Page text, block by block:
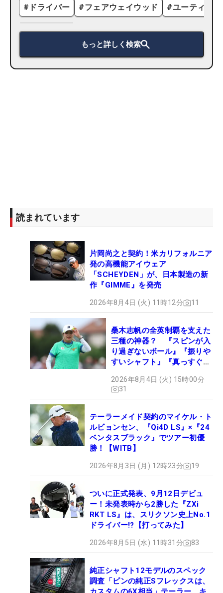
# ドライバー #フェアウェイウッド #ユーティリ
もっと詳しく検索
読まれています
片岡尚之と契約！米カリフォルニア
発の高機能アイウェア
「SCHEYDEN」が、日本製造の新
作『GIMME』を発売
2026年8月4日 (火) 11時12分 11
桑木志帆の全英制覇を支えた
三種の神器？ 『スピンが入
り過ぎないボール』『振りや
すいシャフト』『真っすぐ飛
セッティング
2026年8月4日 (火) 15時00分
31
テーラーメイド契約のマイケル・ト
ルビョンセン、『Qi4D LS』×『24
ベンタスブラック』でツアー初優
勝！【WITB】
2026年8月3日 (月) 12時23分 19
ついに正式発表、9月12日デビュ
ー！未発表時から2勝した『ZXi
RKT LS』は、スリクソン史上No.1
ドライバー!?【打ってみた】
2026年8月5日 (水) 11時31分 83
純正シャフト12モデルのスペック
調査「ピンの純正Sフレックスは、